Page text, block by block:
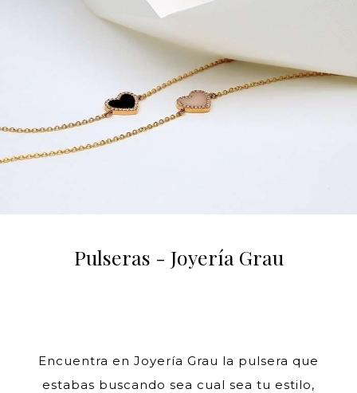
Pulseras - Joyería Grau
Encuentra en Joyería Grau la pulsera que
estabas buscando sea cual sea tu estilo,